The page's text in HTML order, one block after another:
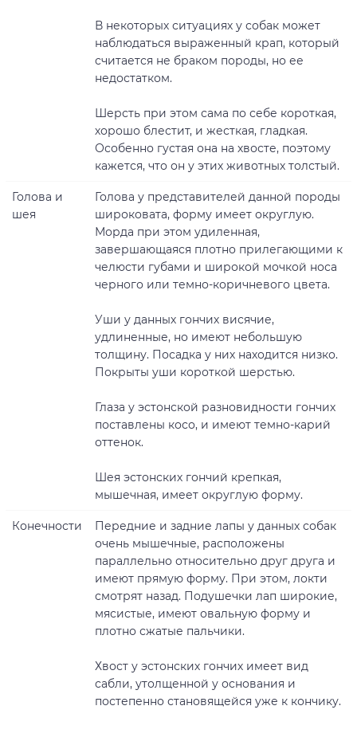
В некоторых ситуациях у собак может
наблюдаться выраженный крап, который
считается не браком породы, но ее
недостатком.
Шерсть при этом сама по себе короткая,
хорошо блестит, и жесткая, гладкая.
Особенно густая она на хвосте, поэтому
кажется, что он у этих животных толстый.
Голова и
шея
Голова у представителей данной породы
широковата, форму имеет округлую.
Морда при этом удиленная,
завершающаяся плотно прилегающими к
челюсти губами и широкой мочкой носа
черного или темно-коричневого цвета.
Уши у данных гончих висячие,
удлиненные, но имеют небольшую
толщину. Посадка у них находится низко.
Покрыты уши короткой шерстью.
Глаза у эстонской разновидности гончих
поставлены косо, и имеют темно-карий
оттенок.
Шея эстонских гончий крепкая,
мышечная, имеет округлую форму.
Конечности
Передние и задние лапы у данных собак
очень мышечные, расположены
параллельно относительно друг друга и
имеют прямую форму. При этом, локти
смотрят назад. Подушечки лап широкие,
мясистые, имеют овальную форму и
плотно сжатые пальчики.
Хвост у эстонских гончих имеет вид
сабли, утолщенной у основания и
постепенно становящейся уже к кончику.